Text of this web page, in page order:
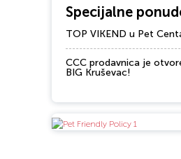
Specijalne
TOP VIKEND u Pet
CCC prodavnica je
BIG Kruševac!